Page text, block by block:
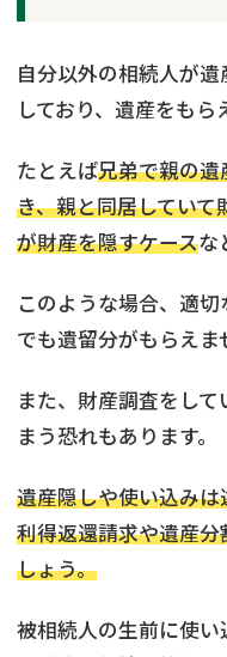
自分以外の相続人が
しており、遺産をもら
たとえば兄弟で親の
き、親と同居してい
が財産を隠すケースな
このような場合、適
でも遺留分がもらえま
また、財産調査をし
まう恐れもあります。
遺産隠しや使い込み
利得返還請求や遺産
しょう。
被相続人の生前に使